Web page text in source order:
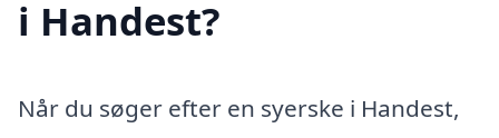
i Handest?
Når du søger efter en syerske i Handest,